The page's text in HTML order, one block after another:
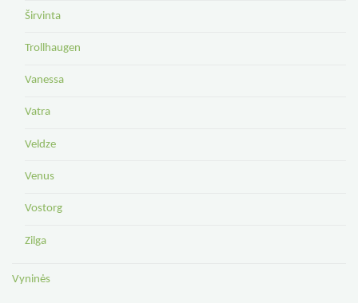
Širvinta
Trollhaugen
Vanessa
Vatra
Veldze
Venus
Vostorg
Zilga
Vyninės